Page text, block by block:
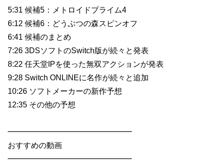
5:31 候補5：メトロイドプライム4
6:12 候補6：どうぶつの森スピンオフ
6:41 候補のまとめ
7:26 3DSソフトのSwitch版が続々と発表
8:22 任天堂IPを使った無双アクションが発表
9:28 Switch ONLINEに名作が続々と追加
10:26 ソフトメーカーの新作予想
12:35 その他の予想
━━━━━━━━━━━━━━━━
おすすめの動画
━━━━━━━━━━━━━━━━